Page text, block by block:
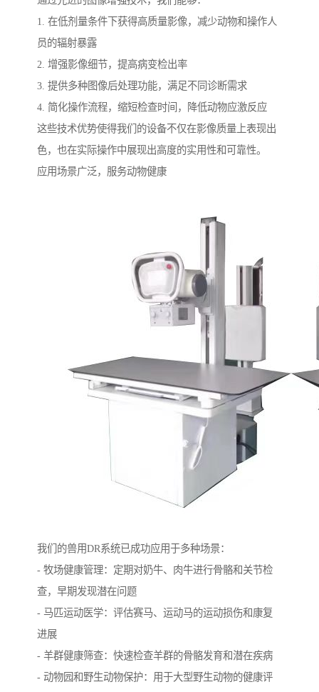
1. 在低剂量条件下获得高质量影像，减少动物和操作人
员的辐射暴露
2. 增强影像细节，提高病变检出率
3. 提供多种图像后处理功能，满足不同诊断需求
4. 简化操作流程，缩短检查时间，降低动物应激反应
这些技术优势使得我们的设备不仅在影像质量上表现出
色，也在实际操作中展现出高度的实用性和可靠性。
应用场景广泛，服务动物健康
我们的兽用DR系统已成功应用于多种场景：
- 牧场健康管理：定期对奶牛、肉牛进行骨骼和关节检
查，早期发现潜在问题
- 马匹运动医学：评估赛马、运动马的运动损伤和康复
进展
- 羊群健康筛查：快速检查羊群的骨骼发育和潜在疾病
- 动物园和野生动物保护：用于大型野生动物的健康评